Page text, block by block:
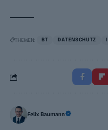
THEMEN: BT DATENSCHUTZ
Felix Baumann